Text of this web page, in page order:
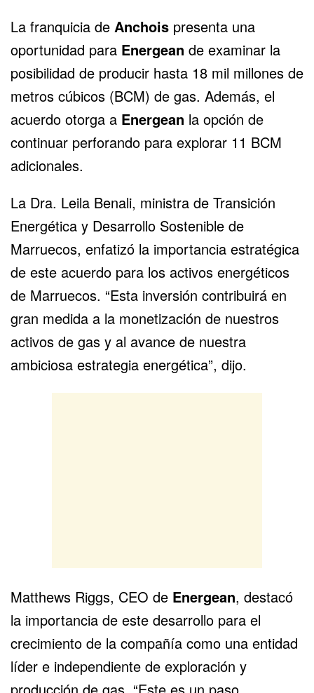
La franquicia de Anchois presenta una
oportunidad para Energean de examinar la
posibilidad de producir hasta 18 mil millones de
metros cúbicos (BCM) de gas. Además, el
acuerdo otorga a Energean la opción de
continuar perforando para explorar 11 BCM
adicionales.
La Dra. Leila Benali, ministra de Transición
Energética y Desarrollo Sostenible de
Marruecos, enfatizó la importancia estratégica
de este acuerdo para los activos energéticos
de Marruecos. “Esta inversión contribuirá en
gran medida a la monetización de nuestros
activos de gas y al avance de nuestra
ambiciosa estrategia energética”, dijo.
Matthews Riggs, CEO de Energean, destacó
la importancia de este desarrollo para el
crecimiento de la compañía como una entidad
líder e independiente de exploración y